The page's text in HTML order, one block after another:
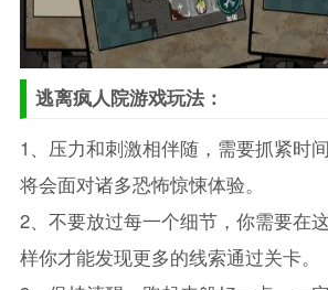
逃离疯人院游戏玩法：
1、压力和刺激相伴随，需要抓紧时
将会面对诸多恐怖惊悚体验。
2、不要放过每一个细节，你需要在
样你才能发现更多的线索通过关卡。